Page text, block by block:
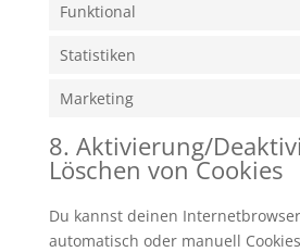
Funktional
Statistiken
Marketing
8. Aktivierung/
Löschen von Cookies
Du kannst deinen
automatisch oder manuell